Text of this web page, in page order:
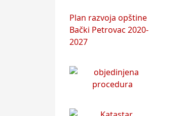
Plan razvoja opštine
Bački Petrovac 2020-
2027